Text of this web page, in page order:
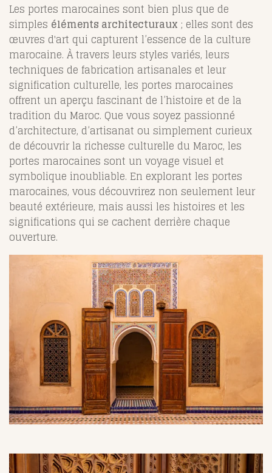
Les portes marocaines sont bien plus que de
simples éléments architecturaux ; elles sont des
œuvres d'art qui capturent l’essence de la culture
marocaine. À travers leurs styles variés, leurs
techniques de fabrication artisanales et leur
signification culturelle, les portes marocaines
offrent un aperçu fascinant de l’histoire et de la
tradition du Maroc. Que vous soyez passionné
d’architecture, d’artisanat ou simplement curieux
de découvrir la richesse culturelle du Maroc, les
portes marocaines sont un voyage visuel et
symbolique inoubliable. En explorant les portes
marocaines, vous découvrirez non seulement leur
beauté extérieure, mais aussi les histoires et les
significations qui se cachent derrière chaque
ouverture.